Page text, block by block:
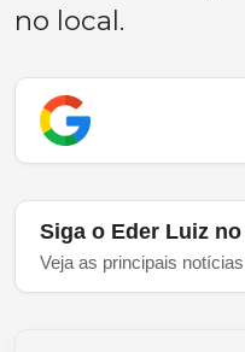
no local.
Siga o Eder Luiz
Veja as principais